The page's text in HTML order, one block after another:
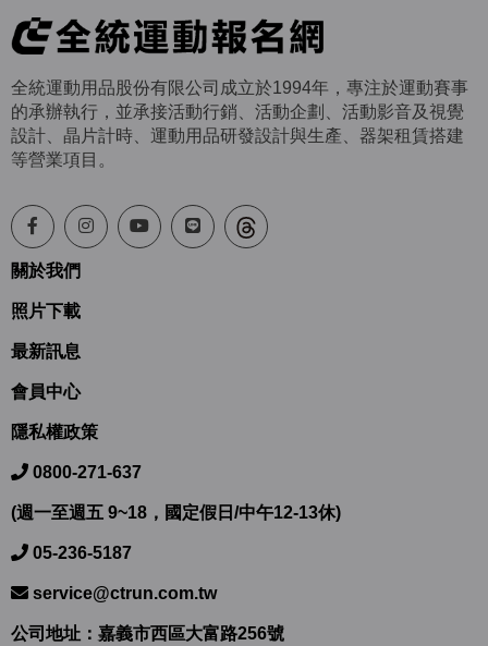
全統運動用品股份有限公司成立於1994年，專注於運動賽事
的承辦執行，並承接活動行銷、活動企劃、活動影音及視覺
設計、晶片計時、運動用品研發設計與生產、器架租賃搭建
等營業項目。
關於我們
照片下載
最新訊息
會員中心
隱私權政策
0800-271-637
(週一至週五 9~18，國定假日/中午12-13休)
05-236-5187
service@ctrun.com.tw
公司地址：嘉義市西區大富路256號